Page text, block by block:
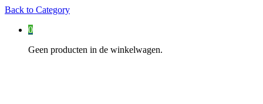
Back to Category
0
Geen producten in de winkelwagen.